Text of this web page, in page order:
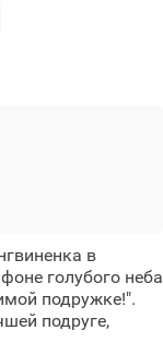
в
голубого неба
подружке!".
подруге,